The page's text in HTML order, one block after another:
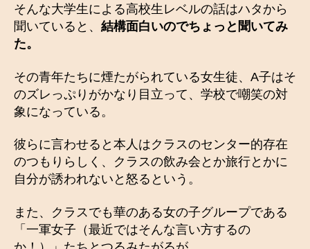
そんな大学生による高校生レベルの話はハタから
聞いていると、 結構面白いのでちょっと聞いてみ
た。
その青年たちに煙たがられている女生徒、A子はそ
のズレっぷりがかなり目立って、学校で嘲笑の対
象になっている。
彼らに言わせると本人はクラスのセンター的存在
のつもりらしく、クラスの飲み会とか旅行とかに
自分が誘われないと怒るという。
また、クラスでも華のある女の子グループである
「一軍女子（最近ではそんな言い方するの